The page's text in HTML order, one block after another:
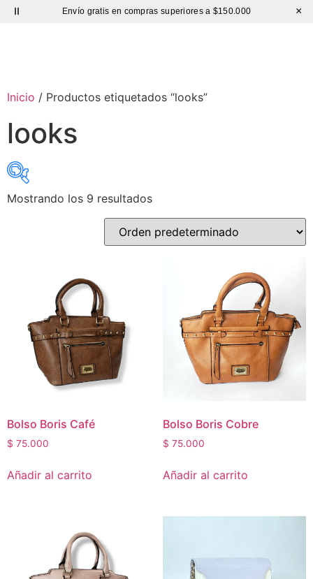
Envío gratis en compras superiores a $150.000 ×
Inicio / Productos etiquetados “looks”
looks
$ 75.000
exclude-from-search
featured
(3)
outofstock(8)
rated-1(0)
rated-2(0)
rated-3(0)
rated-5(0)
Mujer
Niños (1)
Sin categorizar
Mostrando los 9 resultados
Bolso Boris Café
$ 75.000
Añadir al carrito
Bolso Boris Cobre
$ 75.000
Añadir al carrito